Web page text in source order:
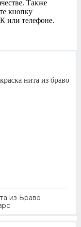
Также
кнопку
или телефоне.
из Браво